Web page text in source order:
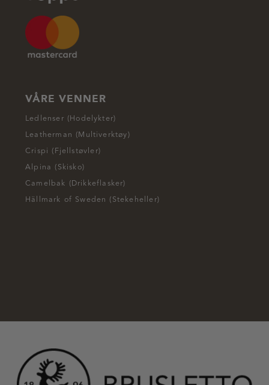
VÅRE VENNER
Ledlenser (Hodelykter)
Leatherman (Multiverktøy)
Crispi (Fjellstøvler)
Alpina (Skisko)
Camelbak (Drikkeflasker)
Hällmark of Sweden (Stekeheller)